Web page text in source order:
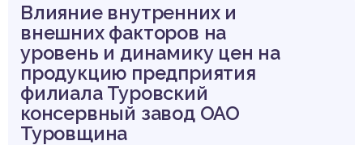
Влияние внутренних и
внешних факторов на
уровень и динамику цен на
продукцию предприятия
филиала Туровский
консервный завод ОАО
Туровщина